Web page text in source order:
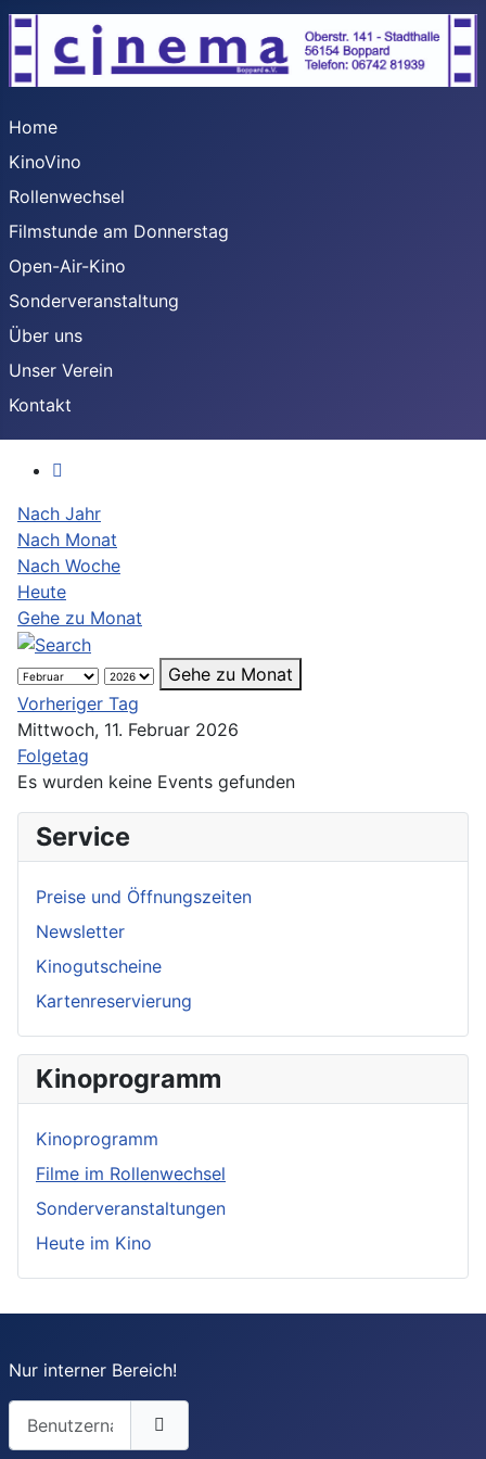
Home
KinoVino
Rollenwechsel
Filmstunde am Donnerstag
Open-Air-Kino
Sonderveranstaltung
Über uns
Unser Verein
Kontakt
Nach Jahr
Nach Monat
Nach Woche
Heute
Gehe zu Monat
Gehe zu Monat
Vorheriger Tag
Mittwoch, 11. Februar 2026
Folgetag
Es wurden keine Events gefunden
Service
Preise und Öffnungszeiten
Newsletter
Kinogutscheine
Kartenreservierung
Kinoprogramm
Kinoprogramm
Filme im Rollenwechsel
Sonderveranstaltungen
Heute im Kino
Nur interner Bereich!